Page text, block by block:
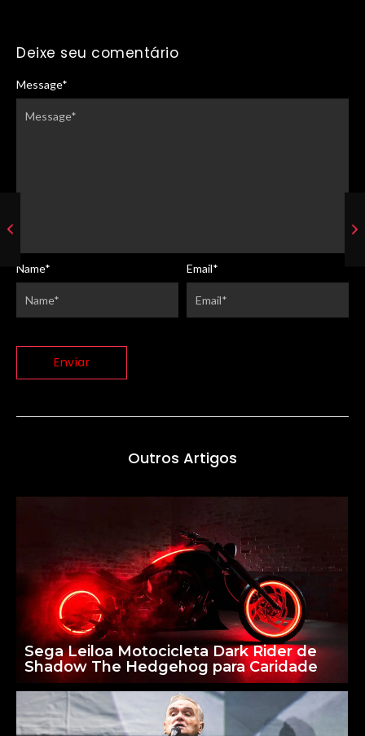
Deixe seu comentário
Message*
Name* Email*
Outros Artigos
Sega Leiloa Motocicleta Dark Rider de
Shadow The Hedgehog para Caridade